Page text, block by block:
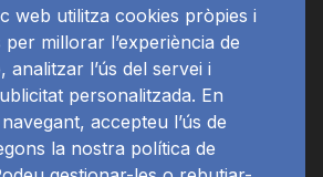
web utilitza cookies pròpies i
millorar l’experiència de
analitzar l’ús del servei i
personalitzada. En
accepteu l’ús de
la nostra política de